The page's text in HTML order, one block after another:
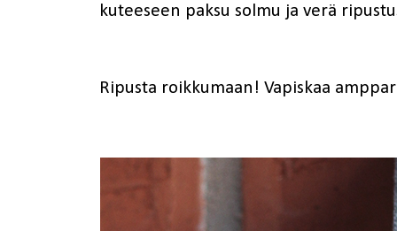
kuteeseen paksu solmu ja verä
Ripusta roikkumaan! Vapiskaa